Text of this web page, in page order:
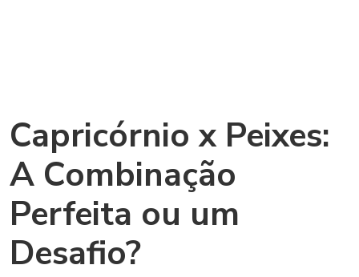
Capricórnio x Peixes:
A Combinação
Perfeita ou um
Desafio?